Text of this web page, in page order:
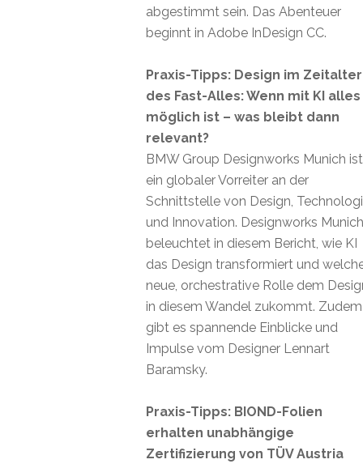
abgestimmt sein. Das Abenteuer
beginnt in Adobe InDesign CC.
Praxis-Tipps: Design im Zeitalter
des Fast-Alles: Wenn mit KI alles
möglich ist – was bleibt dann
relevant?
BMW Group Designworks Munich ist
ein globaler Vorreiter an der
Schnittstelle von Design,
und Innovation. Designworks Munich
beleuchtet in diesem Bericht, wie KI
das Design transformiert und
neue, orchestrative Rolle dem
in diesem Wandel zukommt. Zudem
gibt es spannende Einblicke und
Impulse vom Designer Lennart
Baramsky.
Praxis-Tipps: BIOND-Folien
erhalten unabhängige
Zertifizierung von TÜV Austria